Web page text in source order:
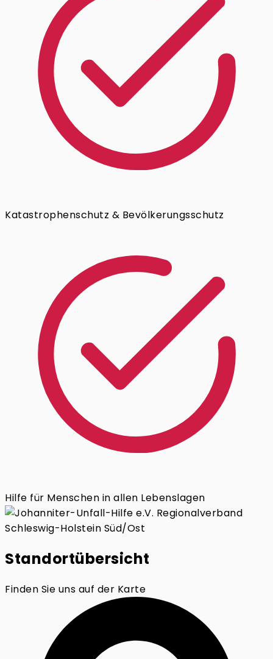
Katastrophenschutz & Bevölkerungsschutz
Hilfe für Menschen in allen Lebenslagen
Standortübersicht
Finden Sie uns auf der Karte